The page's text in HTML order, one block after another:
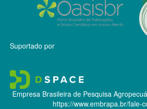
Suportado por
Empresa Brasileira de Pesquisa
https://www.embrapa.br/fale-